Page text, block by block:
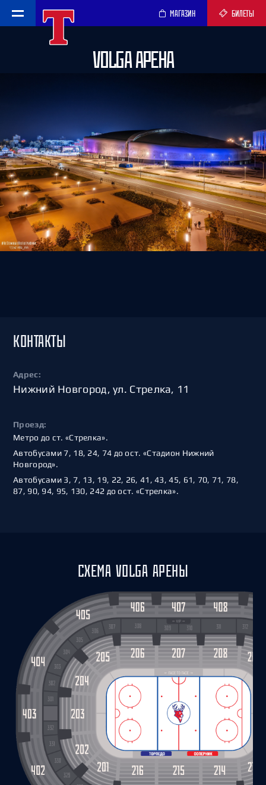
МАГАЗИН БИЛЕТЫ
VOLGA АРЕНА
КОНТАКТЫ
Адрес:
Нижний Новгород, ул. Стрелка, 11
Проезд:
Метро до ст. «Стрелка».
Автобусами 7, 18, 24, 74 до ост. «Стадион Нижний
Новгород».
Автобусами 3, 7, 13, 19, 22, 26, 41, 43, 45, 61, 70, 71, 78,
87, 90, 94, 95, 130, 242 до ост. «Стрелка».
СХЕМА VOLGA АРЕНЫ